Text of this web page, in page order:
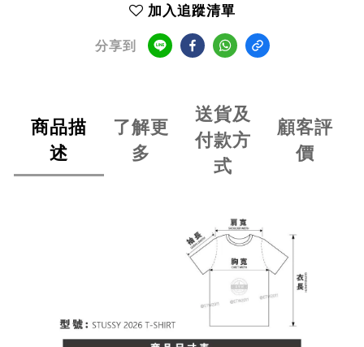
加入追蹤清單
分享到
商品描
述
了解更
多
送貨及
付款方
式
顧客評
價